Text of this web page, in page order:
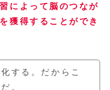
によって脳のつなが
獲得することができ
する。だからこ
。